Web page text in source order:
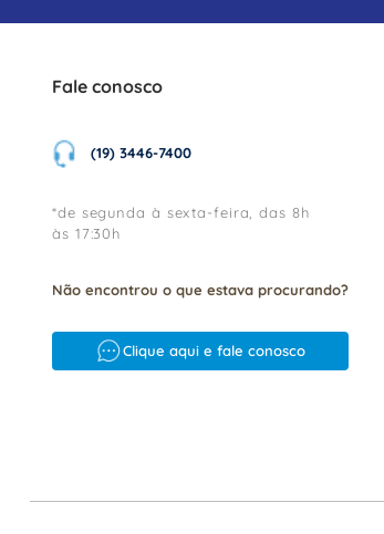
Fale conosco
(19) 3446-7400
*de segunda à sexta-feira, das 8h
às 17:30h
Não encontrou o que estava procurando?
Clique aqui e fale conosco